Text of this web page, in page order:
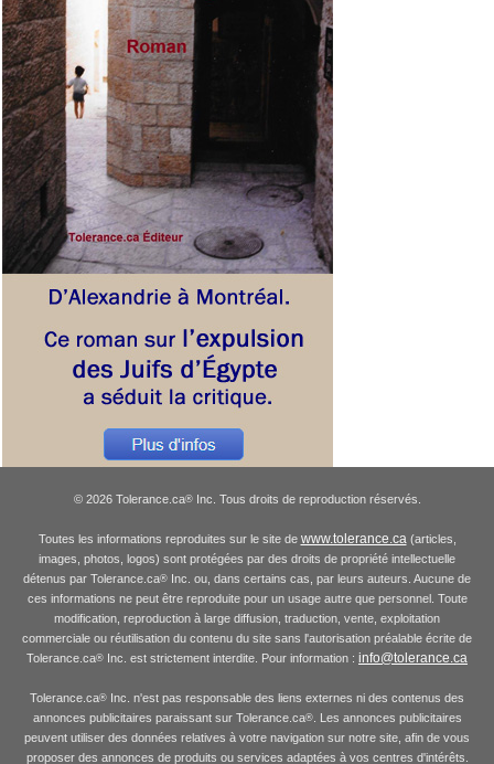
© 2026 Tolerance.ca®Inc. Tous droits de reproduction réservés.
Toutes les informations reproduites sur le site de www.tolerance.ca(articles,
images, photos, logos) sont protégées par des droits de propriété intellectuelle
détenus par Tolerance.ca® Inc. ou, dans certains cas, par leurs auteurs. Aucune de
ces informations ne peut être reproduite pour un usage autre que personnel. Toute
modification, reproduction à large diffusion, traduction, vente, exploitation
commerciale ou réutilisation du contenu du site sans l'autorisation préalable écrite de
Tolerance.ca® Inc. est strictement interdite. Pour information : info@tolerance.ca
Tolerance.ca® Inc. n'est pas responsable des liens externes ni des contenus des
annonces publicitaires paraissant sur Tolerance.ca®. Les annonces publicitaires
peuvent utiliser des données relatives à votre navigation sur notre site, afin de vous
proposer des annonces de produits ou services adaptées à vos centres d'intérêts.